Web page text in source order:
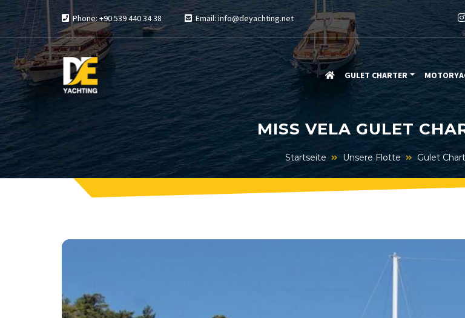
Phone: +90 539 440 34 38 Email: info@deyachting.net
GULET CHARTER
MISS VELA GULET
Startseite Unsere Flotte Gulet